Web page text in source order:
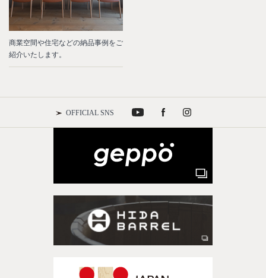
商業空間や住宅などの納品事例をご
紹介いたします。
OFFICIAL SNS